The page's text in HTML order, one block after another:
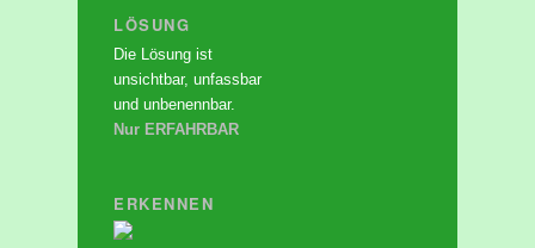
LÖSUNG
Die Lösung ist
unsichtbar, unfassbar
und unbenennbar.
Nur ERFAHRBAR
ERKENNEN